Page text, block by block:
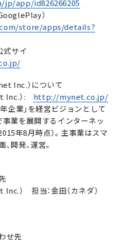
app/id826266205
）
store/apps/details?
式サイ
Inc.）について
Inc.）: http://mynet.co.jp/
企業」を経営ビジョンとして
事業を展開するインターネッ
年8月時点）。主事業はスマ
開発、運営。
） 担当：金田（カネダ）
せ先